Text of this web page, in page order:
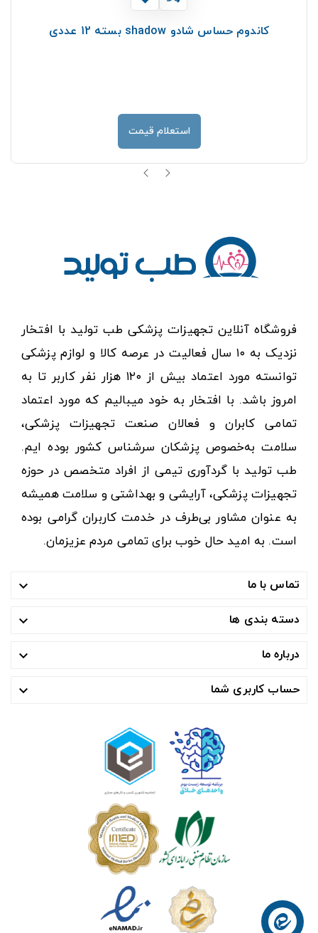
کاندوم حساس شادو shadow بسته 12 عددی
استعلام قیمت
فروشگاه آنلاین تجهیزات پزشکی طب تولید با افتخار
نزدیک به ۱۰ سال فعالیت در عرصه کالا و لوازم پزشکی
توانسته مورد اعتماد بیش از ۱۲۰ هزار نفر کاربر تا به
امروز باشد. با افتخار به خود میبالیم که مورد اعتماد
تمامی کابران و فعالان صنعت تجهیزات پزشکی،
سلامت به‌خصوص پزشکان سرشناس کشور بوده ایم.
طب تولید با گردآوری تیمی از افراد متخصص در حوزه
تجهیزات پزشکی، آرایشی و بهداشتی و سلامت همیشه
به عنوان مشاور بی‌طرف در خدمت کاربران گرامی بوده
است. به امید حال خوب برای تمامی مردم عزیزمان.
تماس با ما 
دسته بندی ها 
درباره ما 
حساب کاربری شما 